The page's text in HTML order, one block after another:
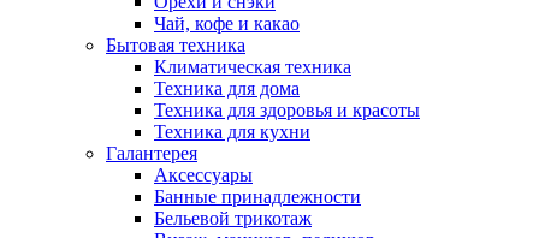
Чай, кофе и какао
Бытовая техника
Климатическая техника
Техника для дома
Техника для здоровья и красоты
Техника для кухни
Галантерея
Аксессуары
Банные принадлежности
Бельевой трикотаж